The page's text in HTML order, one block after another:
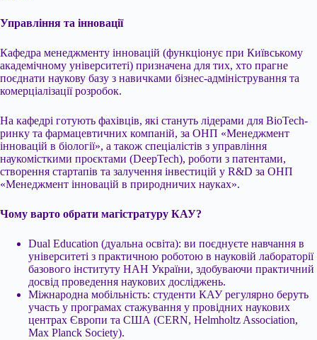
Управління та інновації
Кафедра менеджменту інновацій (функціонує при Київському
академічному університеті) призначена для тих, хто прагне
поєднати наукову базу з навичками бізнес-адміністрування та
комерціалізації розробок.
На кафедрі готують фахівців, які стануть лідерами для BioTech-
ринку та фармацевтичних компаній, за ОНП «Менеджмент
інновацій в біології», а також спеціалістів з управління
наукомісткими проєктами (DeepTech), роботи з патентами,
створення стартапів та залучення інвестицій у R&D за ОНП
«Менеджмент інновацій в природничих науках».
Чому варто обрати магістратуру КАУ?
Dual Education (дуальна освіта): ви поєднуєте навчання в
університеті з практичною роботою в науковій лабораторії
базового інституту НАН України, здобуваючи практичний
досвід проведення наукових досліджень.
Міжнародна мобільність: студенти КАУ регулярно беруть
участь у програмах стажування у провідних наукових
центрах Європи та США (CERN, Helmholtz Association,
Max Planck Society).